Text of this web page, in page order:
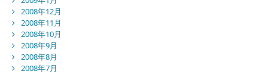
2008年12月
2008年11月
2008年10月
2008年9月
2008年8月
2008年7月